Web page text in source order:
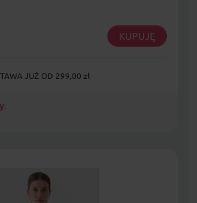
KUPUJĘ
JUŻ OD 299,00 zł